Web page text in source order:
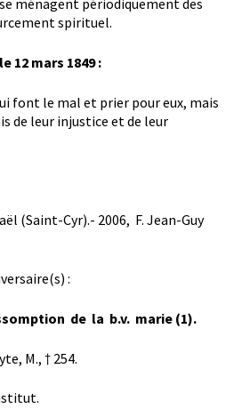
ménagent périodiquement des
spirituel.
12 mars 1849 :
font le mal et prier pour eux, mais
de leur injustice et de leur
(Saint-Cyr).- 2006, F. Jean-Guy
:
de la b.v. marie (1).
M., † 254.